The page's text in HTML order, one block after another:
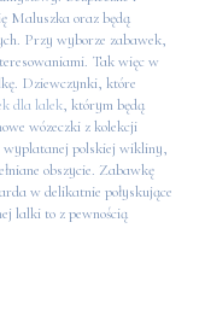
Maluszka oraz będą
Przy wyborze zabawek,
Tak więc w
Dziewczynki, które
dla lalek, którym będą
wózeczki z kolekcji
wyplatanej polskiej wikliny,
obszycie. Zabawkę
w delikatnie połyskujące
lalki to z pewnością